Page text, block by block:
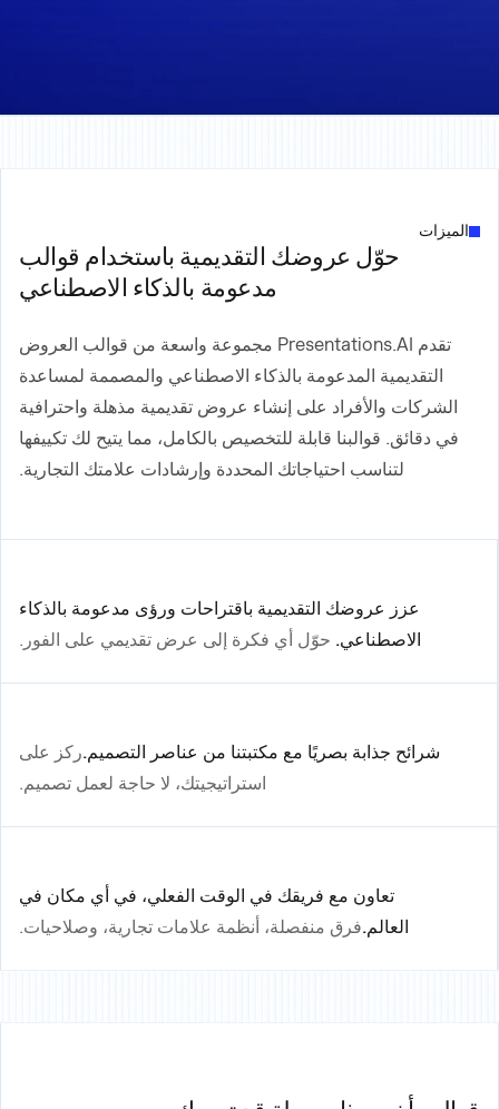
الميزات
حوّل عروضك التقديمية باستخدام قوالب
مدعومة بالذكاء الاصطناعي
تقدم Presentations.AI مجموعة واسعة من قوالب العروض
التقديمية المدعومة بالذكاء الاصطناعي والمصممة لمساعدة
الشركات والأفراد على إنشاء عروض تقديمية مذهلة واحترافية
في دقائق. قوالبنا قابلة للتخصيص بالكامل، مما يتيح لك تكييفها
لتناسب احتياجاتك المحددة وإرشادات علامتك التجارية.
عزز عروضك التقديمية باقتراحات ورؤى مدعومة بالذكاء
الاصطناعي. حوّل أي فكرة إلى عرض تقديمي على الفور.
شرائح جذابة بصريًا مع مكتبتنا من عناصر التصميم.ركز على
استراتيجيتك، لا حاجة لعمل تصميم.
تعاون مع فريقك في الوقت الفعلي، في أي مكان في
العالم.فرق منفصلة، أنظمة علامات تجارية، وصلاحيات.